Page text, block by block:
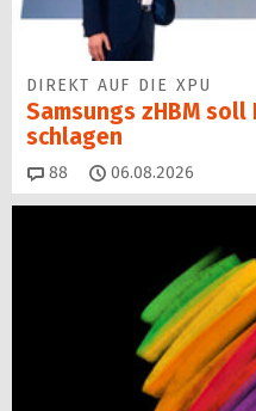
DIREKT AUF DIE XPU
Samsungs zHBM soll
schlagen
88 Kommentare
06.08.2026